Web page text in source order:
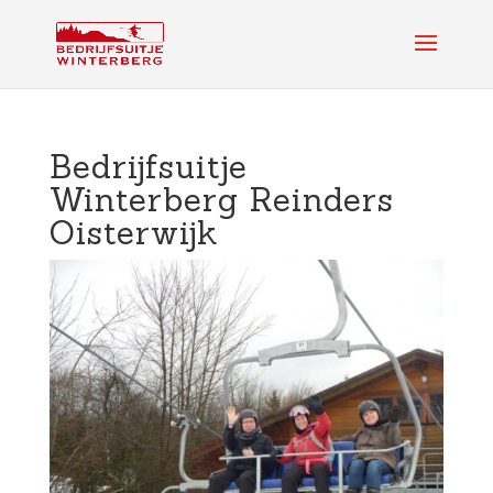
Bedrijfsuitje
Winterberg Reinders
Oisterwijk